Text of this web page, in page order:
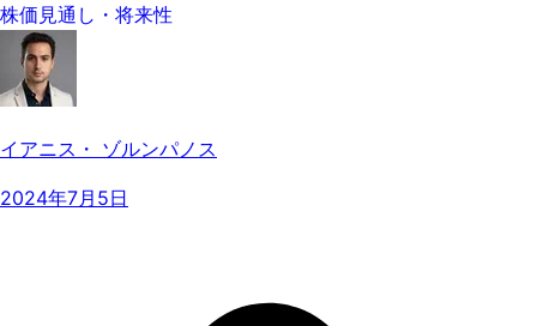
株価見通し・将来性
イアニス・ ゾルンパノス
2024年7月5日